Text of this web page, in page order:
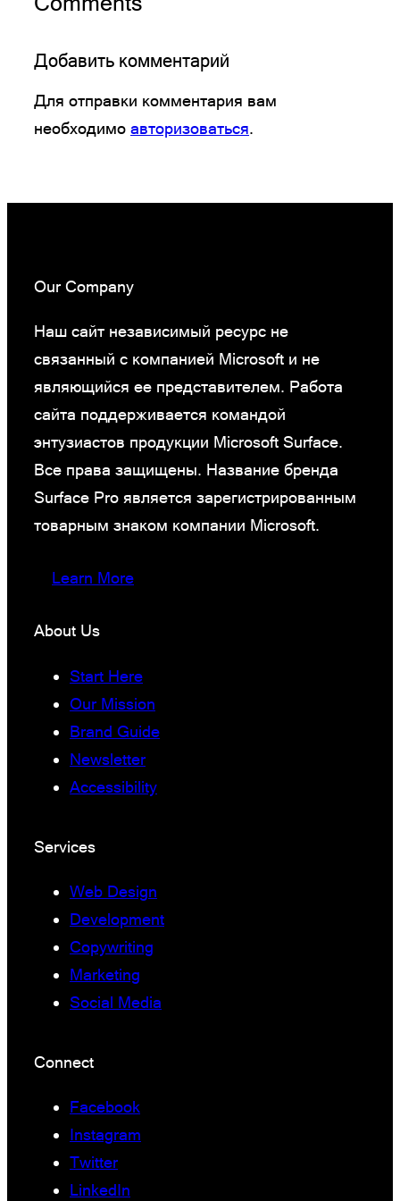
Добавить комментарий
Для отправки комментария вам
необходимо авторизоваться.
Our Company
Наш сайт независимый ресурс не
связанный с компанией Microsoft и не
являющийся ее представителем. Работа
сайта поддерживается командой
энтузиастов продукции Microsoft Surface.
Все права защищены. Название бренда
Surface Pro является зарегистрированным
товарным знаком компании Microsoft.
Learn More
About Us
Start Here
Our Mission
Brand Guide
Newsletter
Accessibility
Services
Web Design
Development
Copywriting
Marketing
Social Media
Connect
Facebook
Instagram
Twitter
LinkedIn